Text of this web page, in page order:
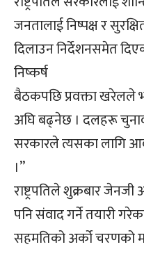
जनतालाई निष्पक्ष र
दिलाउन निर्देशनसमेत
निष्कर्ष
बैठकपछि प्रवक्ता खरेलले
अघि बढ्नेछ । दलहरू
सरकारले त्यसका लागि
।”
राष्ट्रपतिले शुक्रबार
पनि संवाद गर्ने तयारी
सहमतिको अर्को चरणको